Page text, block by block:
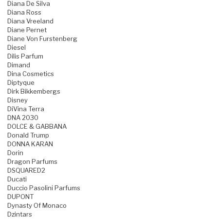
Diana De Silva
Diana Ross
Diana Vreeland
Diane Pernet
Diane Von Furstenberg
Diesel
Dilis Parfum
Dimand
Dina Cosmetics
Diptyque
Dirk Bikkembergs
Disney
DiVina Terra
DNA 2030
DOLCE & GABBANA
Donald Trump
DONNA KARAN
Dorin
Dragon Parfums
DSQUARED2
Ducati
Duccio Pasolini Parfums
DUPONT
Dynasty Of Monaco
Dzintars